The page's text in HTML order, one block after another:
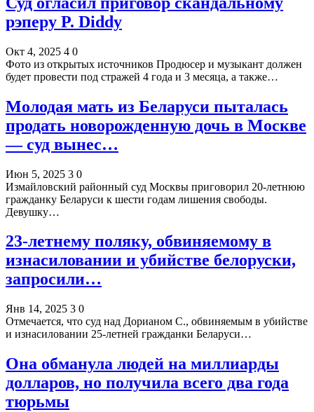
рэперу P. Diddy
Окт 4, 2025 4 0
Фото из открытых источников Продюсер и музыкант должен
будет провести под стражей 4 года и 3 месяца, а также…
Молодая мать из Беларуси пыталась
продать новорожденную дочь в Москве
— cуд вынес…
Июн 5, 2025 3 0
Измайловский районный суд Москвы приговорил 20-летнюю
гражданку Беларуси к шести годам лишения свободы.
Девушку…
23-летнему поляку, обвиняемому в
изнасиловании и убийстве белоруски,
запросили…
Янв 14, 2025 3 0
Отмечается, что суд над Дорианом С., обвиняемым в убийстве
и изнасиловании 25-летней гражданки Беларуси…
Она обманула людей на миллиарды
долларов, но получила всего два года
тюрьмы